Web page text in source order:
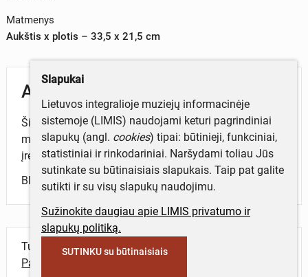
Matmenys
Aukštis x plotis – 33,5 x 21,5 cm
Aprašymas
Šiaulių kraštotyros draugijos ir Šiaulių „Aušros“
muziejaus anketa apie ūkyje naudotus įrankius,
įrenginius.
Blankas.
Turite daugiau informacijos apie objektą?
Parašykite mums!
Slapukai
Lietuvos integralioje muziejų informacinėje
sistemoje (LIMIS) naudojami keturi pagrindiniai
slapukų (angl. cookies) tipai: būtinieji, funkciniai,
statistiniai ir rinkodariniai. Naršydami toliau Jūs
sutinkate su būtinaisiais slapukais. Taip pat galite
sutikti ir su visų slapukų naudojimu.
Sužinokite daugiau apie LIMIS privatumo ir
slapukų politiką.
SUTINKU su būtinaisiais